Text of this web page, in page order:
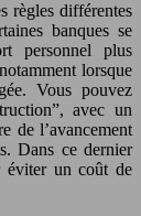
règles différentes
banques se
personnel plus
lorsque
Vous pouvez
avec un
de l’avancement
Dans ce dernier
éviter un coût de